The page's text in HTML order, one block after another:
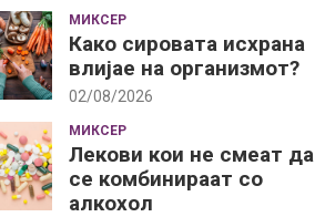
МИКСЕР
Како сировата исхрана
влијае на организмот?
02/08/2026
МИКСЕР
Лекови кои не смеат да
се комбинираат со
алкохол